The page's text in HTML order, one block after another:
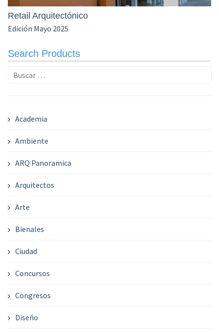
Retail Arquitectónico
Edición Mayo 2025
Search Products
Buscar:
Academia
Ambiente
ARQ Panoramica
Arquitectos
Arte
Bienales
Ciudad
Concursos
Congresos
Diseño